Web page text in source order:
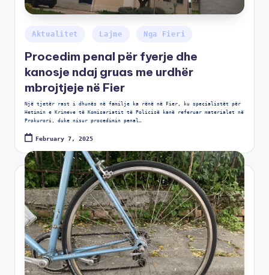
Aktualitet Lajme Nga Fieri
Procedim penal për fyerje dhe
kanosje ndaj gruas me urdhër
mbrojtjeje në Fier
Një tjetër rast i dhunës në familje ka rënë në Fier, ku specialistët për
Hetimin e Krimeve të Komisariatit të Policisë kanë referuar materialet në
Prokurori, duke nisur procedimin penal…
February 7, 2025